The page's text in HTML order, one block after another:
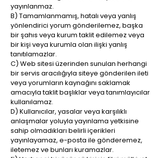
yayınlanmaz.
B) Tamamlanmamış, hatalı veya yanlış
yönlendirici yorum gönderilemez, başka
bir şahıs veya kurum taklit edilemez veya
bir kişi veya kurumla olan ilişki yanlış
tanıtılamazlar.
C) Web sitesi üzerinden sunulan herhangi
bir servis aracılığıyla siteye gönderilen ileti
veya yorumların kaynağını saklamak
amacıyla taklit başlıklar veya tanımlayıcılar
kullanılamaz.
D) Kullanıcılar, yasalar veya karşılıklı
anlaşmalar yoluyla yayınlama yetkisine
sahip olmadıkları belirli içerikleri
yayınlayamaz, e-posta ile gönderemez,
iletemez ve bunları kuramazlar.